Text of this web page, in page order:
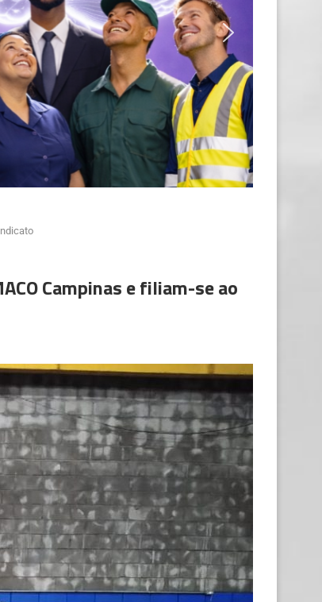
Campinas e filiam-se ao